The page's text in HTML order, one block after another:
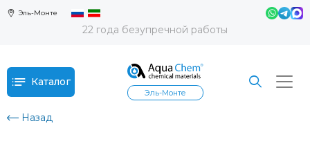
Эль-Монте
22 года безупречной работы
Каталог
Эль-Монте
Назад